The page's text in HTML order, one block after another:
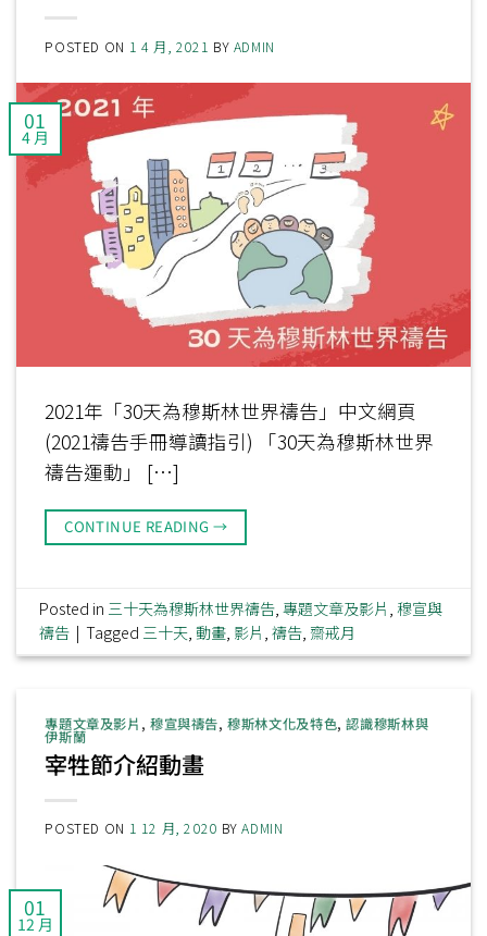
POSTED ON 1 4 月, 2021 BY ADMIN
01
4 月
2021年「30天為穆斯林世界禱告」中文網頁
(2021禱告手冊導讀指引) 「30天為穆斯林世界
禱告運動」 […]
CONTINUE READING →
Posted in 三十天為穆斯林世界禱告,專題文章及影片 ,穆宣與
禱告 | Tagged 三十天,動畫, 影片 ,禱告,齋戒月
專題文章及影片 , 穆宣與禱告,穆斯林文化及特色,認識穆斯林與
伊斯蘭
宰牲節介紹動畫
POSTED ON 1 12 月, 2020 BYADMIN
01
12 月